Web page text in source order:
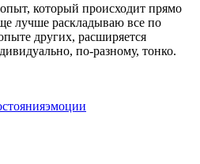
который происходит прямо
лучше раскладываю все по
других, расширяется
по-разному, тонко.
эмоции